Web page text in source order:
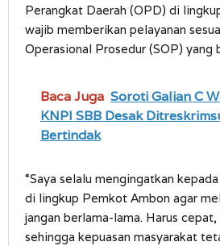
Perangkat Daerah (OPD) di
wajib memberikan pelayanan
Operasional Prosedur (SOP) yang
Baca Juga Soroti Galian C
KNPI SBB Desak
Bertindak
“Saya selalu mengingatkan
di lingkup Pemkot Ambon agar
jangan berlama-lama. Harus
sehingga kepuasan masyarakat